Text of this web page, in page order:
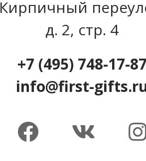
Кирпичный
д. 2, стр. 4
+7 (495) 748-17-
info@first-